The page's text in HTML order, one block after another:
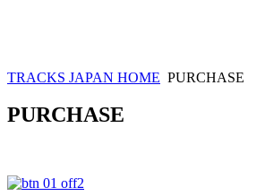
TRACKS JAPAN HOME PURCHASE
PURCHASE